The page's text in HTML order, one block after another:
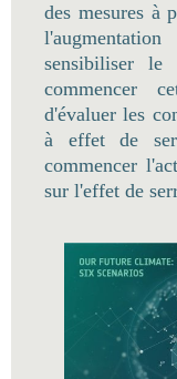
des mesures à
sensibiliser
commencer
d'évaluer les
à effet de
commencer
sur l'effet de